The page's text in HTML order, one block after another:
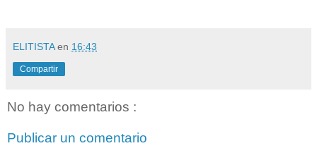
ELITISTAen 16:43
Compartir
No hay comentarios :
Publicar un comentario